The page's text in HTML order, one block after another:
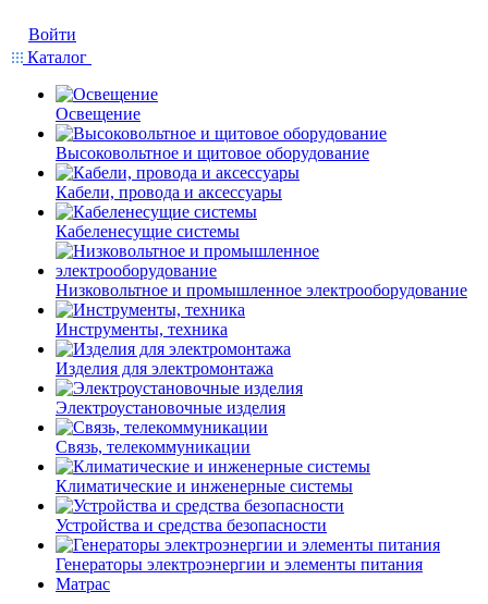
Войти
Каталог
Освещение
Высоковольтное и щитовое оборудование
Кабели, провода и аксессуары
Кабеленесущие системы
Низковольтное и промышленное электрооборудование
Инструменты, техника
Изделия для электромонтажа
Электроустановочные изделия
Связь, телекоммуникации
Климатические и инженерные системы
Устройства и средства безопасности
Генераторы электроэнергии и элементы питания
Матрас